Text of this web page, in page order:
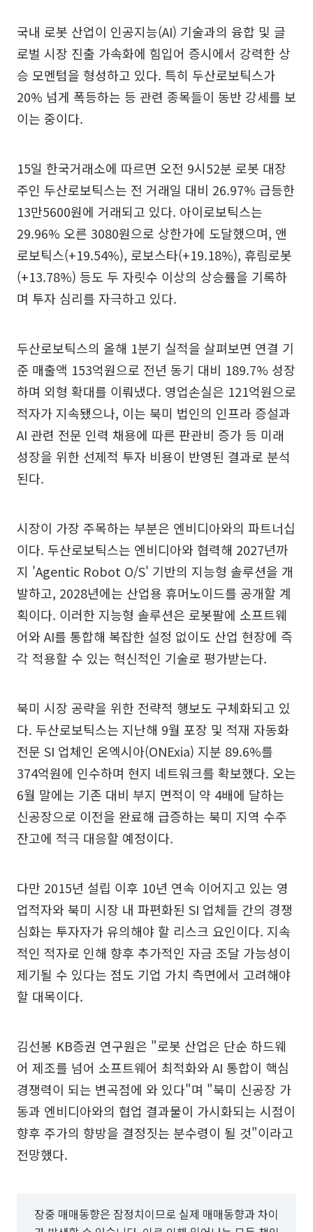
국내 로봇 산업이 인공지능(AI) 기술과의 융합 및 글
로벌 시장 진출 가속화에 힘입어 증시에서 강력한 상
승 모멘텀을 형성하고 있다. 특히 두산로보틱스가
20% 넘게 폭등하는 등 관련 종목들이 동반 강세를 보
이는 중이다.
15일 한국거래소에 따르면 오전 9시52분 로봇 대장
주인 두산로보틱스는 전 거래일 대비 26.97% 급등한
13만5600원에 거래되고 있다. 아이로보틱스는
29.96% 오른 3080원으로 상한가에 도달했으며, 앤
로보틱스(+19.54%), 로보스타(+19.18%), 휴림로봇
(+13.78%) 등도 두 자릿수 이상의 상승률을 기록하
며 투자 심리를 자극하고 있다.
두산로보틱스의 올해 1분기 실적을 살펴보면 연결 기
준 매출액 153억원으로 전년 동기 대비 189.7% 성장
하며 외형 확대를 이뤄냈다. 영업손실은 121억원으로
적자가 지속됐으나, 이는 북미 법인의 인프라 증설과
AI 관련 전문 인력 채용에 따른 판관비 증가 등 미래
성장을 위한 선제적 투자 비용이 반영된 결과로 분석
된다.
시장이 가장 주목하는 부분은 엔비디아와의 파트너십
이다. 두산로보틱스는 엔비디아와 협력해 2027년까
지 'Agentic Robot O/S' 기반의 지능형 솔루션을 개
발하고, 2028년에는 산업용 휴머노이드를 공개할 계
획이다. 이러한 지능형 솔루션은 로봇팔에 소프트웨
어와 AI를 통합해 복잡한 설정 없이도 산업 현장에 즉
각 적용할 수 있는 혁신적인 기술로 평가받는다.
북미 시장 공략을 위한 전략적 행보도 구체화되고 있
다. 두산로보틱스는 지난해 9월 포장 및 적재 자동화
전문 SI 업체인 온엑시아(ONExia) 지분 89.6%를
374억원에 인수하며 현지 네트워크를 확보했다. 오는
6월 말에는 기존 대비 부지 면적이 약 4배에 달하는
신공장으로 이전을 완료해 급증하는 북미 지역 수주
잔고에 적극 대응할 예정이다.
다만 2015년 설립 이후 10년 연속 이어지고 있는 영
업적자와 북미 시장 내 파편화된 SI 업체들 간의 경쟁
심화는 투자자가 유의해야 할 리스크 요인이다. 지속
적인 적자로 인해 향후 추가적인 자금 조달 가능성이
제기될 수 있다는 점도 기업 가치 측면에서 고려해야
할 대목이다.
김선봉 KB증권 연구원은 "로봇 산업은 단순 하드웨
어 제조를 넘어 소프트웨어 최적화와 AI 통합이 핵심
경쟁력이 되는 변곡점에 와 있다"며 "북미 신공장 가
동과 엔비디아와의 협업 결과물이 가시화되는 시점이
향후 주가의 향방을 결정짓는 분수령이 될 것"이라고
전망했다.
장중 매매동향은 잠정치이므로 실제 매매동향과 차이